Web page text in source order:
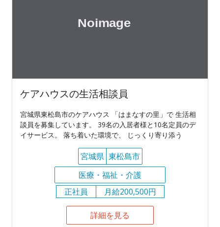
ケアハウスの生活相談員
宮城県東松島市のケアハウス 「はまなすの里」で 生活相
談員を募集しています。 39名の入居者様と10名定員のデ
イサービス。 落ち着いた環境で、 じっくり寄り添う
宮城県 東松島市
医療・福祉・介護
正社員
月給200,500円
詳細を見る